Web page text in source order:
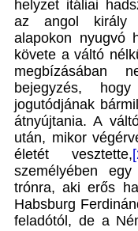
helyzet itáliai
az angol király
alapokon nyugvó
követe a váltó
megbízásában
bejegyzés,
jogutódjának
átnyújtania. A
után, mikor
életét vesztette,
személyében
trónra, aki erős
Habsburg
feladótól, de a